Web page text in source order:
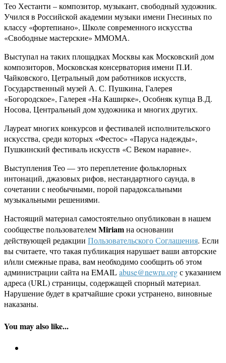
Тео Хестанти – композитор, музыкант, свободный художник.
Учился в Российской академии музыки имени Гнесиных по
классу «фортепиано», Школе современного искусства
«Свободные мастерские» ММОМА.
Выступал на таких площадках Москвы как Московский дом
композиторов, Московская консерватория имени П.И.
Чайковского, Цетральный дом работников искусств,
Государственный музей А. С. Пушкина, Галерея
«Богородское», Галерея «На Каширке», Особняк купца В.Д.
Носова, Центральный дом художника и многих других.
Лауреат многих конкурсов и фестивалей исполнительского
искусства, среди которых «Фестос» «Паруса надежды»,
Пушкинский фестиваль искусств «С Веком наравне».
Выступления Тео — это переплетение фольклорных
интонаций, джазовых рифов, нестандартного саунда, в
сочетании с необычными, порой парадоксальными
музыкальными решениями.
Настоящий материал самостоятельно опубликован в нашем
сообществе пользователемMiriamна основании
действующей редакции Пользовательского Соглашения. Если
вы считаете, что такая публикация нарушает ваши авторские
и/или смежные права, вам необходимо сообщить об этом
администрации сайта на EMAILabuse@newru.orgс указанием
адреса (URL) страницы, содержащей спорный материал.
Нарушение будет в кратчайшие сроки устранено, виновные
наказаны.
You may also like...